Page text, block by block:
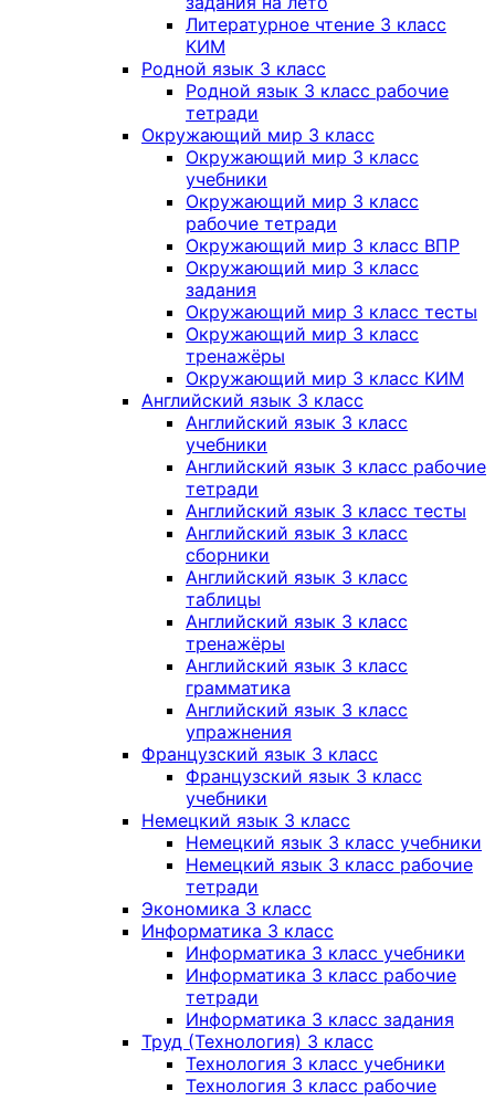
Литературное чтение 3 класс
КИМ
Родной язык 3 класс
Родной язык 3 класс рабочие
тетради
Окружающий мир 3 класс
Окружающий мир 3 класс
учебники
Окружающий мир 3 класс
рабочие тетради
Окружающий мир 3 класс ВПР
Окружающий мир 3 класс
задания
Окружающий мир 3 класс тесты
Окружающий мир 3 класс
тренажёры
Окружающий мир 3 класс КИМ
Английский язык 3 класс
Английский язык 3 класс
учебники
Английский язык 3 класс рабочие
тетради
Английский язык 3 класс тесты
Английский язык 3 класс
сборники
Английский язык 3 класс
таблицы
Английский язык 3 класс
тренажёры
Английский язык 3 класс
грамматика
Английский язык 3 класс
упражнения
Французский язык 3 класс
Французский язык 3 класс
учебники
Немецкий язык 3 класс
Немецкий язык 3 класс учебники
Немецкий язык 3 класс рабочие
тетради
Экономика 3 класс
Информатика 3 класс
Информатика 3 класс учебники
Информатика 3 класс рабочие
тетради
Информатика 3 класс задания
Труд (Технология) 3 класс
Технология 3 класс учебники
Технология 3 класс рабочие